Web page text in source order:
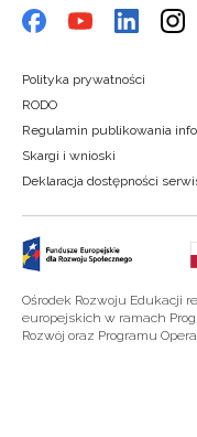
Polityka prywatności
RODO
Regulamin publikowania
Skargi i wnioski
Deklaracja dostępności
Ośrodek Rozwoju Edukacji
europejskich w ramach
Rozwój oraz Programu